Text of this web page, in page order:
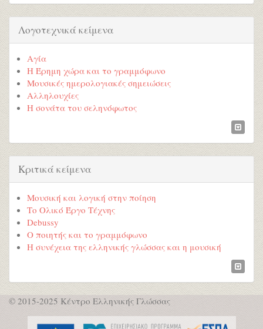
Λογοτεχνικά κείμενα
Αγία
Η Έρημη χώρα και το γραμμόφωνο
Μουσικές ημερολογιακές σημειώσεις
Αλληλουχίες
Η σονάτα του σεληνόφωτος
Κριτικά κείμενα
Μουσική και λογική στην ποίηση
Το Ολικό Έργο Τέχνης
Debussy
Ο ποιητής και το γραμμόφωνο
Η συνέχεια της ελληνικής γλώσσας και η μουσική
© 2015-2025 Κέντρο Ελληνικής Γλώσσας